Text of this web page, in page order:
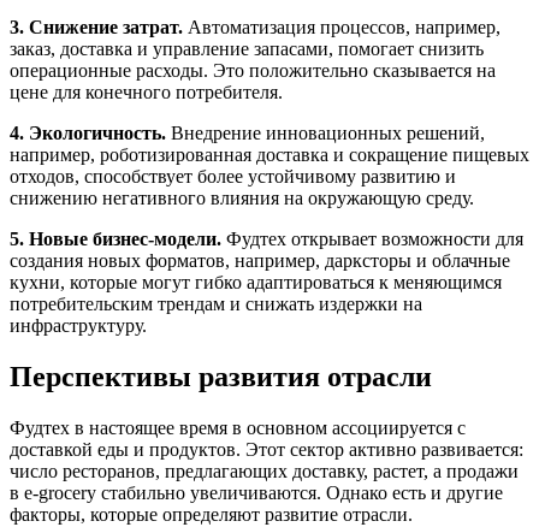
3. Снижение затрат. Автоматизация процессов, например,
заказ, доставка и управление запасами, помогает снизить
операционные расходы. Это положительно сказывается на
цене для конечного потребителя.
4. Экологичность. Внедрение инновационных решений,
например, роботизированная доставка и сокращение пищевых
отходов, способствует более устойчивому развитию и
снижению негативного влияния на окружающую среду.
5. Новые бизнес-модели. Фудтех открывает возможности для
создания новых форматов, например, дарксторы и облачные
кухни, которые могут гибко адаптироваться к меняющимся
потребительским трендам и снижать издержки на
инфраструктуру.
Перспективы развития отрасли
Фудтех в настоящее время в основном ассоциируется с
доставкой еды и продуктов. Этот сектор активно развивается:
число ресторанов, предлагающих доставку, растет, а продажи
в e-grocery стабильно увеличиваются. Однако есть и другие
факторы, которые определяют развитие отрасли.